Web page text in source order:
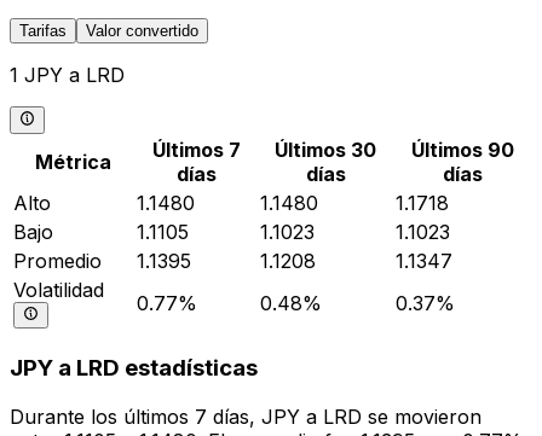
Tarifas Valor convertido
1 JPY a LRD
Métrica
Últimos 7
días
Últimos 30
días
Últimos 90
días
Alto
1.1480 1.1480
1.1718
Bajo
1.1105 1.1023
1.1023
Promedio
1.1395 1.1208
1.1347
Volatilidad
0.77% 0.48% 0.37%
JPY a LRD estadísticas
Durante los últimos 7 días, JPY a LRD se movieron